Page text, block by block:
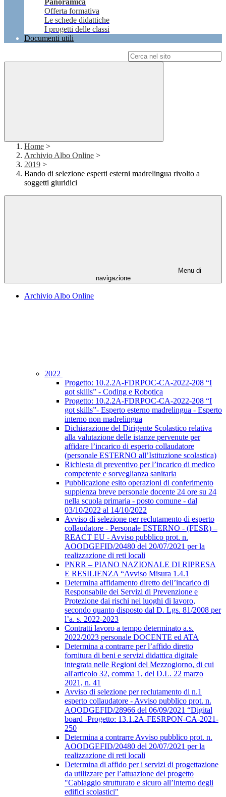
Panoramica
Offerta formativa
Le schede didattiche
I progetti delle classi
Documenti utili
Home >
Archivio Albo Online >
2019 >
Bando di selezione esperti esterni madrelingua rivolto a
soggetti giuridici
Menu di
navigazione
Archivio Albo Online
2022
Progetto: 10.2.2A-FDRPOC-CA-2022-208 “I
got skills” - Coding e Robotica
Progetto: 10.2.2A-FDRPOC-CA-2022-208 “I
got skills”- Esperto esterno madrelingua - Esperto
interno non madrelingua
Dichiarazione del Dirigente Scolastico relativa
alla valutazione delle istanze pervenute per
affidare l’incarico di esperto collaudatore
(personale ESTERNO all’Istituzione scolastica)
Richiesta di preventivo per l’incarico di medico
competente e sorveglianza sanitaria
Pubblicazione esito operazioni di conferimento
supplenza breve personale docente 24 ore su 24
nella scuola primaria - posto comune - dal
03/10/2022 al 14/10/2022
Avviso di selezione per reclutamento di esperto
collaudatore - Personale ESTERNO - (FESR) –
REACT EU - Avviso pubblico prot. n.
AOODGEFID/20480 del 20/07/2021 per la
realizzazione di reti locali
PNRR – PIANO NAZIONALE DI RIPRESA
E RESILIENZA “Avviso Misura 1.4.1
Determina affidamento diretto dell’incarico di
Responsabile dei Servizi di Prevenzione e
Protezione dai rischi nei luoghi di lavoro,
secondo quanto disposto dal D. Lgs. 81/2008 per
l’a. s. 2022-2023
Contratti lavoro a tempo determinato a.s.
2022/2023 personale DOCENTE ed ATA
Determina a contrarre per l’affido diretto
fornitura di beni e servizi didattica digitale
integrata nelle Regioni del Mezzogiorno, di cui
all'articolo 32, comma 1, del D.L. 22 marzo
2021, n. 41
Avviso di selezione per reclutamento di n.1
esperto collaudatore - Avviso pubblico prot. n.
AOODGEFID/28966 del 06/09/2021 “Digital
board -Progetto: 13.1.2A-FESRPON-CA-2021-
250
Determina a contrarre Avviso pubblico prot. n.
AOODGEFID/20480 del 20/07/2021 per la
realizzazione di reti locali
Determina di affido per i servizi di progettazione
da utilizzare per l’attuazione del progetto
"Cablaggio strutturato e sicuro all’interno degli
edifici scolastici"